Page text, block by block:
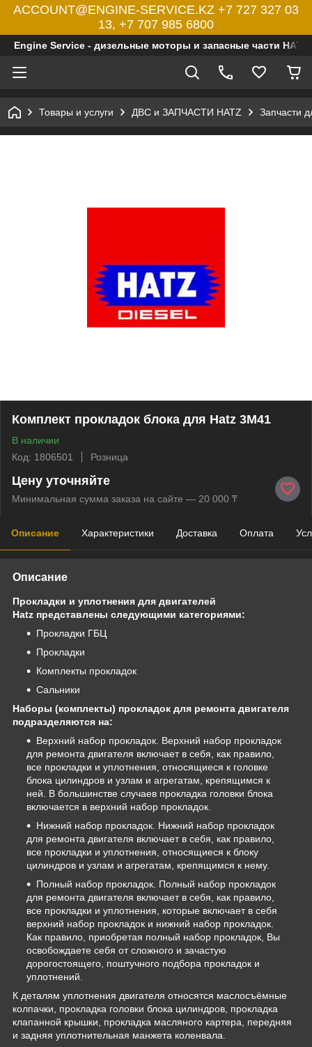
ACCOUNT@ENGINE-SERVICE.KZ +7 727 327 03
13, +7 707 985 6800
Engine Service - дизельные моторы и запасные части HATZ
Товары и услуги ДВС и ЗАПЧАСТИ HATZ Запчасти
Комплект прокладок блока для Hatz 3M41
В наличии
Код: 1806501
Розница
Цену уточняйте
Минимальная сумма заказа на сайте — 20 000 ₸
Описание Характеристики Доставка Оплата
Описание
Прокладки и уплотнения для двигателей
Hatz представлены следующими категориями:
Прокладки ГБЦ
Прокладки
Комплекты прокладок
Сальники
Наборы (комплекты) прокладок для ремонта двигателя
подразделяются на:
Верхний набор прокладок. Верхний набор прокладок
для ремонта двигателя включает в себя, как правило,
все прокладки и уплотнения, относящиеся к головке
блока цилиндров и узлам и агрегатам, крепящимся к
ней. В большинстве случаев прокладка головки блока
включается в верхний набор прокладок.
Нижний набор прокладок. Нижний набор прокладок
для ремонта двигателя включает в себя, как правило,
все прокладки и уплотнения, относящиеся к блоку
цилиндров и узлам и агрегатам, крепящимся к нему.
Полный набор прокладок. Полный набор прокладок
для ремонта двигателя включает в себя, как правило,
все прокладки и уплотнения, которые включает в себя
верхний набор прокладок и нижний набор прокладок.
Как правило, приобретая полный набор прокладок, Вы
освобождаете себя от сложного и зачастую
дорогостоящего, поштучного подбора прокладок и
уплотнений.
К деталям уплотнения двигателя относятся маслосъёмные
колпачки, прокладка головки блока цилиндров, прокладка
клапанной крышки, прокладка масляного картера, передняя
и задняя уплотнительная манжета коленвала.